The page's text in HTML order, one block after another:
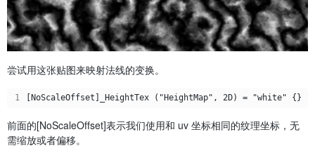
尝试用这张贴图来映射法线的变换。
1
前面的[NoScaleOffset]表示我们使用和 uv 坐标相同的纹理坐标，无
需缩放或者偏移。